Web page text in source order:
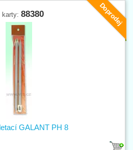
Doprodej
karty: 88380
GALANT PH 8